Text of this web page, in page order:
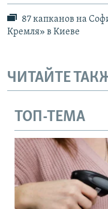
87 капканов на
Кремля» в Киеве
ЧИТАЙТЕ
ТОП-ТЕМА